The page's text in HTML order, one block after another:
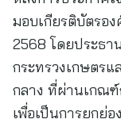
มอบเกียรติบัตรอ
2568 โดยประธา
กระทรวงเกษตร
กลาง ที่ผ่านเกณ
เพื่อเป็นการยกย่อ